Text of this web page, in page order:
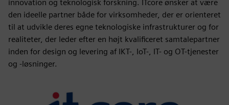
innovation og teknologisk forskning. ITcore ønsker at være
den ideelle partner både for virksomheder, der er orienteret
til at udvikle deres egne teknologiske infrastrukturer og for
realiteter, der leder efter en højt kvalificeret samtalepartner
inden for design og levering af IKT-, IoT-, IT- og OT-tjenester
og -løsninger.